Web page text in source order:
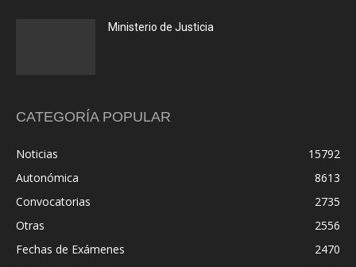
Ministerio de Justicia
CATEGORÍA POPULAR
Noticias
15792
Autonómica
8613
Convocatorias
2735
Otras
2556
Fechas de Exámenes
2470